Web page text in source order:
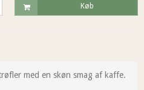
Køb
med en skøn smag af kaffe.